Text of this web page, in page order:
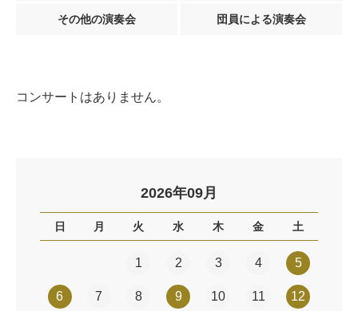
その他の演奏会 団員による演奏会
コンサートはありません。
2026年09月
日 月 火 水 木 金 土
1 2 3 4 5
6 7 8 9 10 11 12